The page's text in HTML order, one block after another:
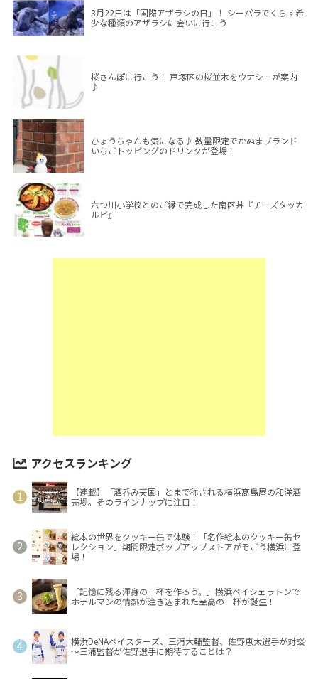
3月22日は「国際アザラシの日」！ シーパラでくらす希
少な種類のアザラシに会いに行こう
桜さんぽに行こう！ 戸塚区の桜並木をウナシーが案内
♪
ひょうちゃんも気になる♪ 数量限定でかぬまブランド
いちごトッピングのドリンクが登場！
六つ川小学校とのご縁で完成した南区丼『チーズタッカ
ルビ』
アクセスランキング
【連載】「酒呑み天国」とまで称される横浜髙島屋の和洋酒
売場。そのラインナップに注目！
絵本の世界をクッキー缶で体験！「名作絵本のクッキー缶セ
レクション」期間限定ポップアップストアがそごう横浜に登
場！
「記憶に残る渾身の一杯を作ろう。」横浜ベイシェラトンで
ホテルマンの情熱が注ぎ込まれた至高の一杯が誕生！
横浜DeNAベイスターズ、三浦大輔監督、佐野恵太選手が対談
～三浦監督が佐野選手に期待することは？